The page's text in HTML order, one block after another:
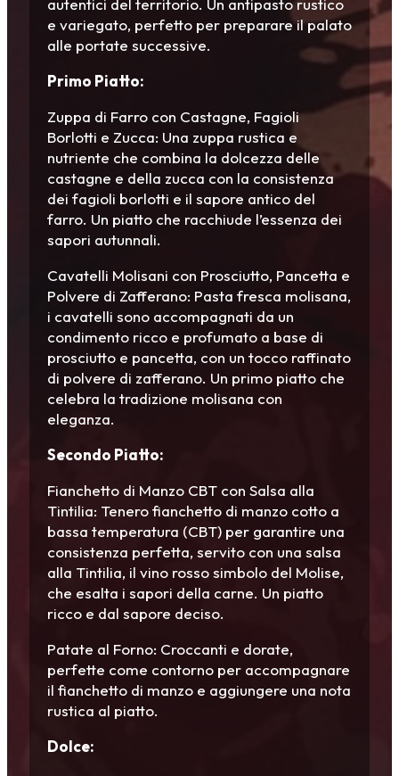
autentici del territorio. Un antipasto rustico
e variegato, perfetto per preparare il palato
alle portate successive.
Primo Piatto:
Zuppa di Farro con Castagne, Fagioli
Borlotti e Zucca: Una zuppa rustica e
nutriente che combina la dolcezza delle
castagne e della zucca con la consistenza
dei fagioli borlotti e il sapore antico del
farro. Un piatto che racchiude l’essenza dei
sapori autunnali.
Cavatelli Molisani con Prosciutto, Pancetta e
Polvere di Zafferano: Pasta fresca molisana,
i cavatelli sono accompagnati da un
condimento ricco e profumato a base di
prosciutto e pancetta, con un tocco raffinato
di polvere di zafferano. Un primo piatto che
celebra la tradizione molisana con
eleganza.
Secondo Piatto:
Fianchetto di Manzo CBT con Salsa alla
Tintilia: Tenero fianchetto di manzo cotto a
bassa temperatura (CBT) per garantire una
consistenza perfetta, servito con una salsa
alla Tintilia, il vino rosso simbolo del Molise,
che esalta i sapori della carne. Un piatto
ricco e dal sapore deciso.
Patate al Forno: Croccanti e dorate,
perfette come contorno per accompagnare
il fianchetto di manzo e aggiungere una nota
rustica al piatto.
Dolce: